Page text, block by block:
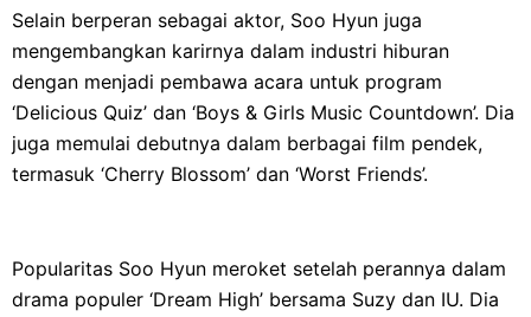
Selain berperan sebagai aktor, Soo Hyun juga
mengembangkan karirnya dalam industri hiburan
dengan menjadi pembawa acara untuk program
‘Delicious Quiz’ dan ‘Boys & Girls Music Countdown’. Dia
juga memulai debutnya dalam berbagai film pendek,
termasuk ‘Cherry Blossom’ dan ‘Worst Friends’.
Popularitas Soo Hyun meroket setelah perannya dalam
drama populer ‘Dream High’ bersama Suzy dan IU. Dia